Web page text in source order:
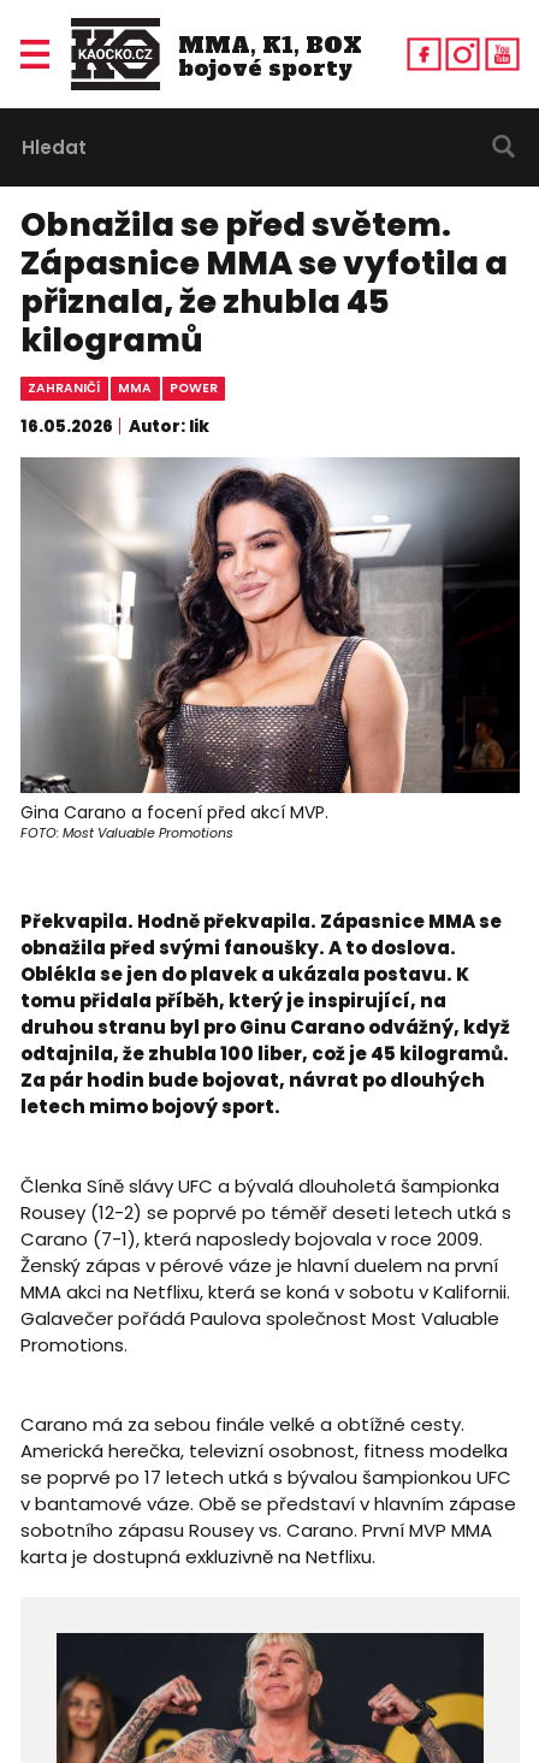
MMA, K1, BOX
bojové sporty
Obnažila se před světem.
Zápasnice MMA se vyfotila a
přiznala, že zhubla 45
kilogramů
ZAHRANIČÍ MMA POWER
16.05.2026 Autor: lik
Gina Carano a focení před akcí MVP.
FOTO: Most Valuable Promotions
Překvapila. Hodně překvapila. Zápasnice MMA se
obnažila před svými fanoušky. A to doslova.
Oblékla se jen do plavek a ukázala postavu. K
tomu přidala příběh, který je inspirující, na
druhou stranu byl pro Ginu Carano odvážný, když
odtajnila, že zhubla 100 liber, což je 45 kilogramů.
Za pár hodin bude bojovat, návrat po dlouhých
letech mimo bojový sport.
Členka Síně slávy UFC a bývalá dlouholetá šampionka
Rousey (12-2) se poprvé po téměř deseti letech utká s
Carano (7-1), která naposledy bojovala v roce 2009.
Ženský zápas v pérové váze je hlavní duelem na první
MMA akci na Netflixu, která se koná v sobotu v Kalifornii.
Galavečer pořádá Paulova společnost Most Valuable
Promotions.
Carano má za sebou finále velké a obtížné cesty.
Americká herečka, televizní osobnost, fitness modelka
se poprvé po 17 letech utká s bývalou šampionkou UFC
v bantamové váze. Obě se představí v hlavním zápase
sobotního zápasu Rousey vs. Carano. První MVP MMA
karta je dostupná exkluzivně na Netflixu.